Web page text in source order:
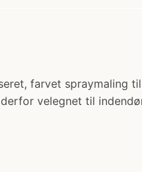
farvet spraymaling
velegnet til